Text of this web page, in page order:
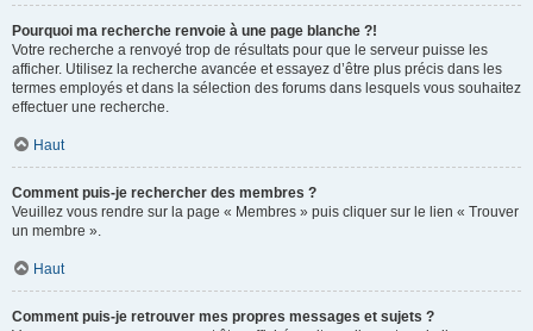
Pourquoi ma recherche renvoie à une page blanche ?!
Votre recherche a renvoyé trop de résultats pour que le serveur puisse les
afficher. Utilisez la recherche avancée et essayez d’être plus précis dans les
termes employés et dans la sélection des forums dans lesquels vous souhaitez
effectuer une recherche.
Haut
Comment puis-je rechercher des membres ?
Veuillez vous rendre sur la page « Membres » puis cliquer sur le lien « Trouver
un membre ».
Haut
Comment puis-je retrouver mes propres messages et sujets ?